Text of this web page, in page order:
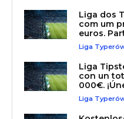
Liga dos
com um
euros.
Liga
Liga
con un
000€.
Liga